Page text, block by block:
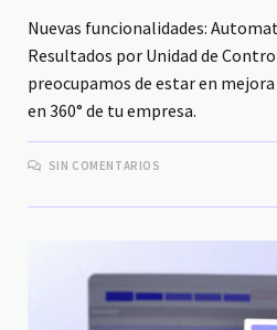
Nuevas funcionalidades:
Resultados por Unidad de
preocupamos de estar en
en 360° de tu empresa.
SIN COMENTARIOS